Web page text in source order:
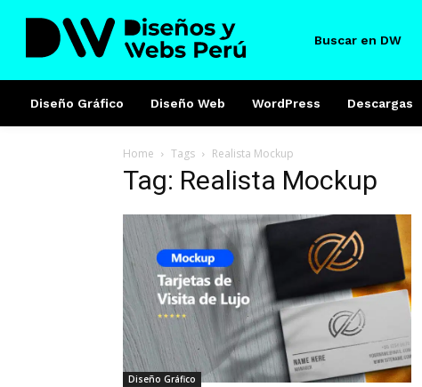
Buscar en DW
Diseño Gráfico Diseño Web WordPress Descargas
Home Tags Realista Mockup
Tag: Realista Mockup
Diseño Gráfico